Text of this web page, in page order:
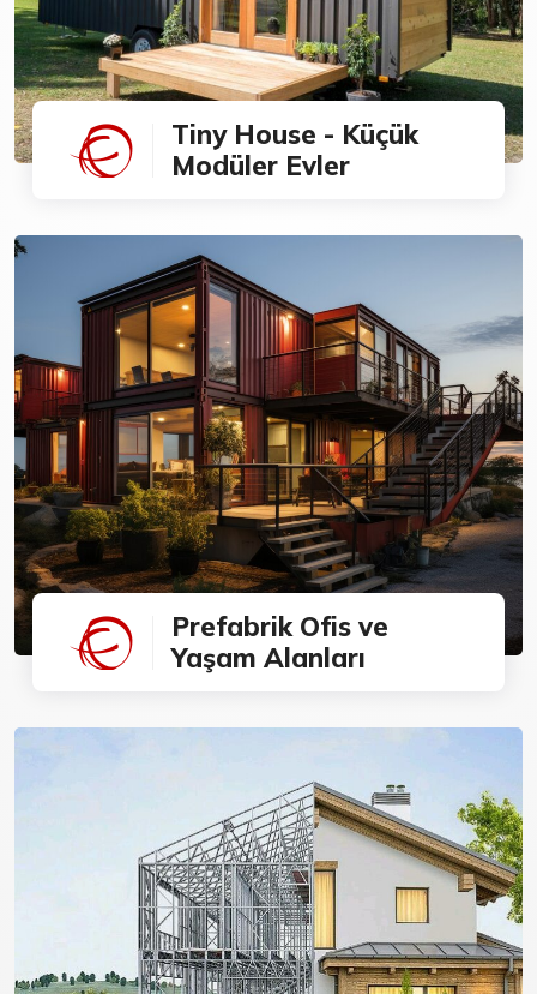
Tiny House - Küçük
Modüler Evler
Prefabrik Ofis ve
Yaşam Alanları